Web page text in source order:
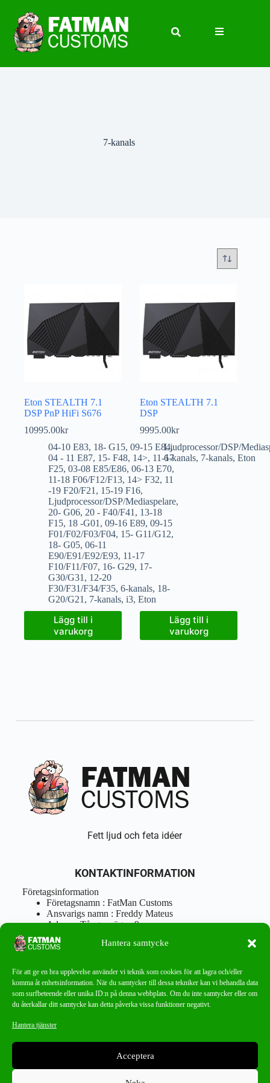
Hantera samtycke
För att ge en bra upplevelse använder vi teknik som cookies för att lagra och/eller
komma åt enhetsinformation. När du samtycker till dessa tekniker kan vi behandla data
som surfbeteende eller unika ID:n på denna webbplats. Om du inte samtycker eller om
du återkallar ditt samtycke kan detta påverka vissa funktioner negativt.
Hantera tjänster
Acceptera
7-kanals
Eton STEALTH 7.1
DSP PnP HiFi S676
10995.00kr
04-10 E83, 18- G15, 09-15 E84,
04 - 11 E87, 15- F48, 14>, 11-17
F25, 03-08 E85/E86, 06-13 E70,
11-18 F06/F12/F13, 14> F32, 11
-19 F20/F21 , 15-19 F16,
Ljudprocessor/DSP/Mediaspelare,
20- G06, 20 - F40/F41 , 13-18
F15, 18 -G01 , 09-16 E89, 09-15
F01/F02/F03/F04, 15- G11/G12,
18- G05, 06-11
E90/E91/E92/E93, 11-17
F10/F11/F07, 16- G29, 17-
G30/G31 , 12-20
F30/F31/F34/F35, 6-kanals, 18-
G20/G21 , 7-kanals, i3, Eton
Lägg till i
varukorg
Eton STEALTH 7.1
DSP
9995.00kr
Ljudprocessor/DSP/
6-kanals, 7-kanals,Eton
Lägg till i
varukorg
Fett ljud och feta idéer
KONTAKTINFORMATION
Företagsinformation
Företagsnamn : FatMan Customs
Ansvarigs namn : Freddy Mateus
Adress : Tångenvägen 9
Postnr : 417 46 Göteborg
Tel : 0762919666
info@fatmancustoms.se
Mån – Fre 10:00 – 18:00
Lör -11:00 – 15:00
Missa aldrig ett bra erbjudande!